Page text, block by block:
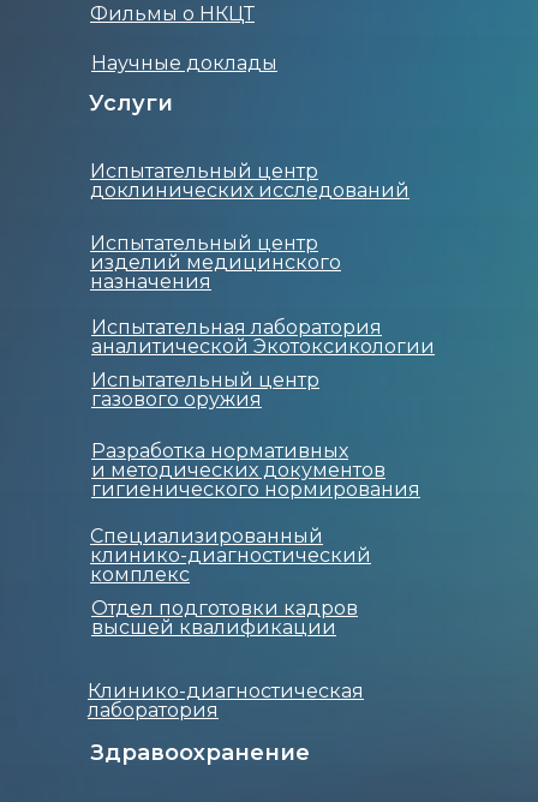
Здравоохранение
Фильмы о НКЦТ
Научные доклады
Испытательная лаборатория
аналитической Экотоксикологии
Услуги
Испытательный центр
доклинических исследований
Испытательный центр
изделий медицинского
назначения
Испытательный центр
газового оружия
Разработка нормативных
и методических документов
гигиенического нормирования
Специализированный
клинико-диагностический
комплекс
Отдел подготовки кадров
высшей квалификации
Клинико-диагностическая
лаборатория